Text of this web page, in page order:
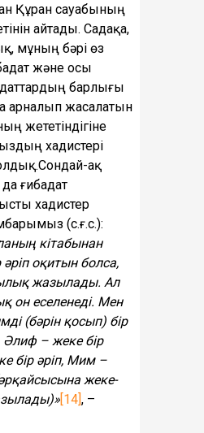
Құран сауабының
айтады. Садақа,
мұның бәрі өз
және осы
барлығы
арналып жасалатын
жететіндігіне
хадистері
ақ
ғибадат
хадистер
(с.ғ.с.):
кітабынан
оқитын болса,
жазылады. Ал
он еселенеді. Мен
(бәрін қосып) бір
Әлиф – жеке бір
бір әріп, Мим –
жеке-
[14], –